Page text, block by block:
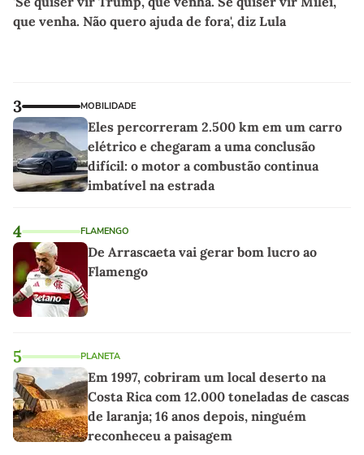
que venha. Não quero ajuda de fora', diz Lula
3 MOBILIDADE
Eles percorreram 2.500 km em um carro
elétrico e chegaram a uma conclusão
difícil: o motor a combustão continua
imbatível na estrada
4 FLAMENGO
De Arrascaeta vai gerar bom lucro ao
Flamengo
5 PLANETA
Em 1997, cobriram um local deserto na
Costa Rica com 12.000 toneladas de cascas
de laranja; 16 anos depois, ninguém
reconheceu a paisagem